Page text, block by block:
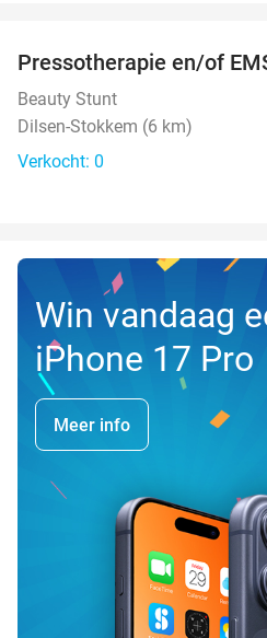
TODAY
Pressotherapie en/of
Beauty Stunt
Dilsen-Stokkem (6 km)
Verkocht: 0
Win vandaag
iPhone 17 Pro
Meer info